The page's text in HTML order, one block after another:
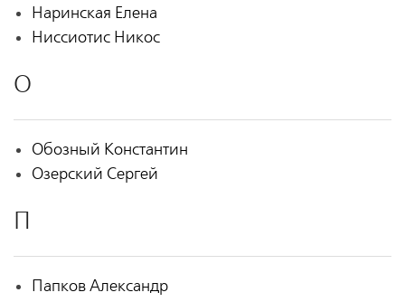
Наринская Елена
Ниссиотис Никос
О
Обозный Константин
Озерский Сергей
П
Папков Александр